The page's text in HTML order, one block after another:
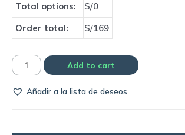
Total options:
S/0
Order total:
S/169
Camiseta
2020/21
Add to cart
Añadir a la lista de deseos